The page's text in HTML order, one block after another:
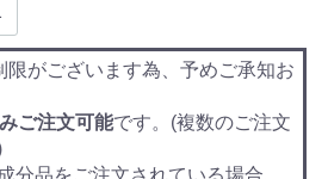
限がございます為、予めご承知お
ご注文可能です。(複数のご注文